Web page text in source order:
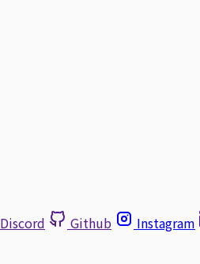
Discord Github Instagram